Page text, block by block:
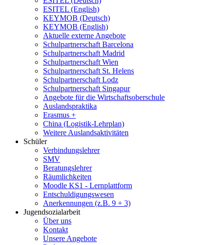
ESITEL (English)
KEYMOB (Deutsch)
KEYMOB (English)
Aktuelle externe Angebote
Schulpartnerschaft Barcelona
Schulpartnerschaft Madrid
Schulpartnerschaft Wien
Schulpartnerschaft St. Helens
Schulpartnerschaft Lodz
Schulpartnerschaft Singapur
Angebote für die Wirtschaftsoberschule
Auslandspraktika
Erasmus +
China (Logistik-Lehrplan)
Weitere Auslandsaktivitäten
Schüler
Verbindungslehrer
SMV
Beratungslehrer
Räumlichkeiten
Moodle KS1 - Lernplattform
Entschuldigungswesen
Anerkennungen (z.B. 9 + 3)
Jugendsozialarbeit
Über uns
Kontakt
Unsere Angebote